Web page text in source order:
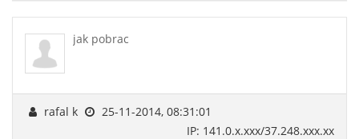
jak pobrac
rafal k
25-11-2014, 08:31:01
IP: 141.0.x.xxx/37.248.xxx.xx